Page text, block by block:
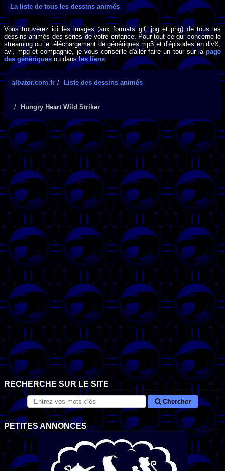
La liste de tous les dessins animés
Vous trouverez ici les images (aux formats gif, jpg et png) de tous les
dessins animés des séries de votre enfance. Pour tout ce qui concerne le
streaming ou le téléchargement de génériques mp3 et d'épisodes en divX,
avi, mpg et compagnie, je vous conseille d'aller faire un tour sur la page
des génériques ou dansles liens.
albator.com.fr Liste des dessins animés
Hungry Heart Wild Striker
RECHERCHE SUR LE SITE
Chercher
PETITES ANNONCES